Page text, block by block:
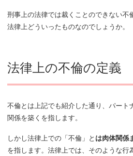
不倫の訴えで可能な責任追及
7.3.離婚することができる
7.4.不貞行為と認められなくて
きる
8.不倫によって行われる裁判の流
刑事上の法律では裁くことのできない不
法律上どういったものなのでしょうか。
法律上の不倫の定義
不倫とは上記でも紹介した通り、パート
関係を築くを指します。
しかし法律上での「不倫」と は肉体関係
を指します。法律上では、そのような行